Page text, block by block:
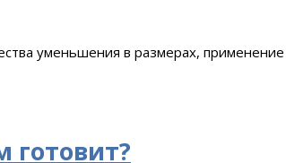
уменьшения в размерах, применение
готовит?